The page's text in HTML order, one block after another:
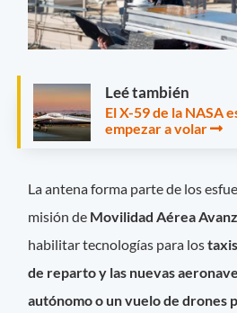
Leé también
El X-59 de la NASA
empezar a volar
La antena forma parte de los
misión de Movilidad Aérea
habilitar tecnologías para los
de reparto y las nuevas
autónomo o un vuelo de drones